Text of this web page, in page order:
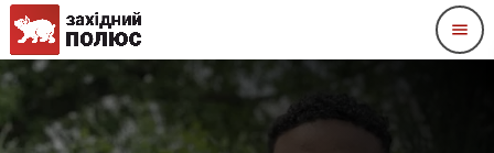
menu